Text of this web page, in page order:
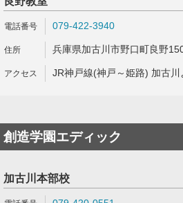
079-422-3940
兵庫県加古川市野口町良野
JR神戸線(神戸～姫路) 加古
創造学園エディック
加古川本部校